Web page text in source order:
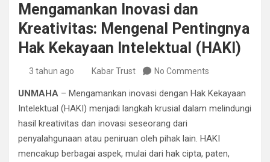
Mengamankan Inovasi dan
Kreativitas: Mengenal Pentingnya
Hak Kekayaan Intelektual (HAKI)
3 tahun ago Kabar Trust No Comments
UNMAHA – Mengamankan inovasi dengan Hak Kekayaan
Intelektual (HAKI) menjadi langkah krusial dalam melindungi
hasil kreativitas dan inovasi seseorang dari
penyalahgunaan atau peniruan oleh pihak lain. HAKI
mencakup berbagai aspek, mulai dari hak cipta, paten,